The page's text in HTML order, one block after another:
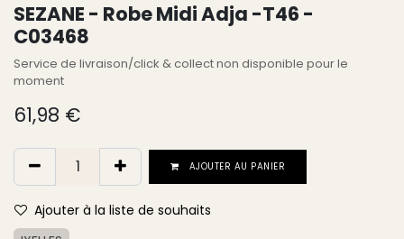
SEZANE - Robe Midi Adja -T46 -
C03468
Service de livraison/click & collect non disponible pour le
moment
61,98 €
AJOUTER AU PANIER
Ajouter à la liste de souhaits